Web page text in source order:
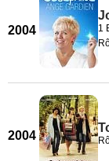
2004 1
2004